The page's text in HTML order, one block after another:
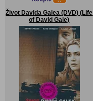
Život Davida Galea (DVD) (Life
of David Gale)